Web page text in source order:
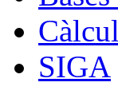
SIGA